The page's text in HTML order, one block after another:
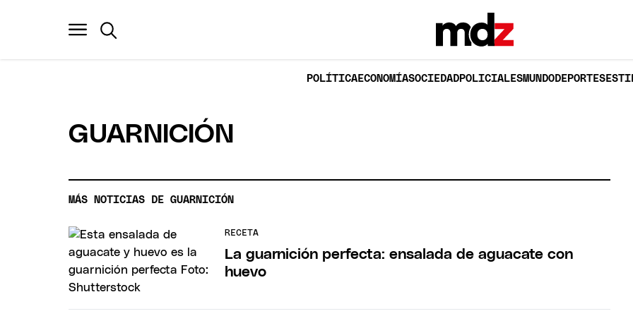
POLÍTICAECONOMÍASOCIEDADPOLICIALESMUNDODEPORTES
GUARNICIÓN
MÁS NOTICIAS DE GUARNICIÓN
RECETA
La guarnición perfecta: ensalada de aguacate con
huevo